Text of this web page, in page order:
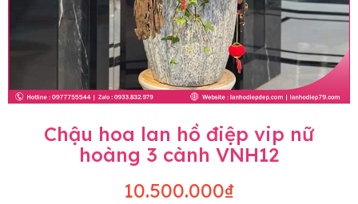
Chậu hoa lan hồ điệp vip nữ
hoàng 3 cành VNH12
10.500.000₫